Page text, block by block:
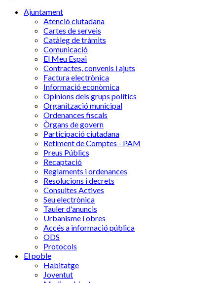
Ajuntament
Atenció ciutadana
Cartes de serveis
Catàleg de tràmits
Comunicació
El Meu Espai
Contractes, convenis i ajuts
Factura electrònica
Informació econòmica
Opinions dels grups polítics
Organització municipal
Ordenances fiscals
Òrgans de govern
Participació ciutadana
Retiment de Comptes - PAM
Preus Públics
Recaptació
Reglaments i ordenances
Resolucions i decrets
Consultes Actives
Seu electrònica
Tauler d'anuncis
Urbanisme i obres
Accés a informació pública
ODS
Protocols
El poble
Habitatge
Joventut